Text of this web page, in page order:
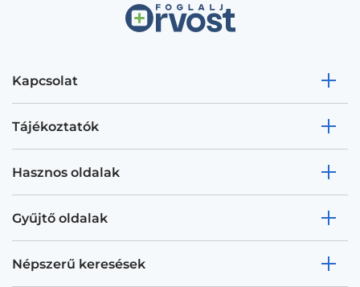
Kapcsolat
Tájékoztatók
Hasznos oldalak
Gyűjtő oldalak
Népszerű keresések